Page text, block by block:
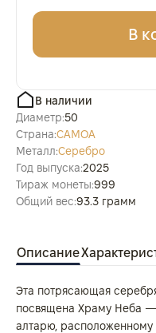
В
В наличии
Диаметр:50
Страна:САМОА
Металл:Серебро
Год выпуска:2025
Тираж монеты:999
Общий вес:93.3 грамм
Описание
Эта потрясающая
посвящена Храму Неба
алтарю, расположенному